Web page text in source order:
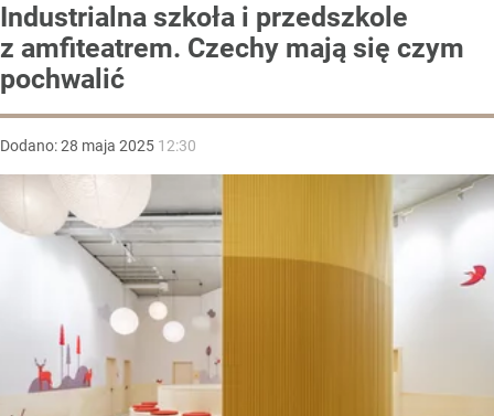
Industrialna szkoła i przedszkole
z amfiteatrem. Czechy mają się czym
pochwalić
Dodano:28 maja 2025 12:30